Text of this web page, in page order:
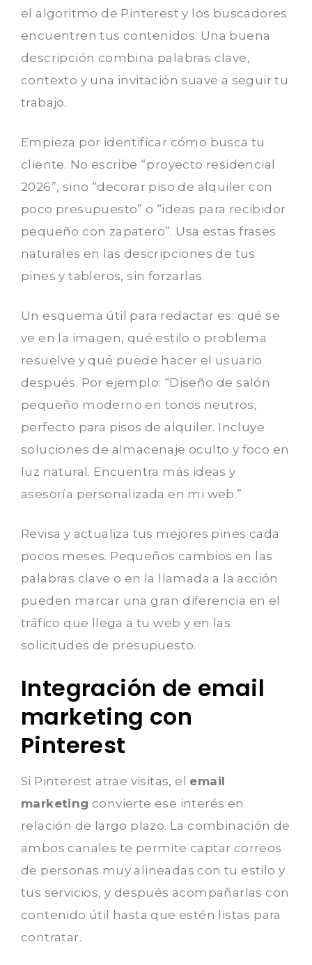
el algoritmo de Pinterest y los buscadores
encuentren tus contenidos. Una buena
descripción combina palabras clave,
contexto y una invitación suave a seguir tu
trabajo.
Empieza por identificar cómo busca tu
cliente. No escribe “proyecto residencial
2026”, sino “decorar piso de alquiler con
poco presupuesto” o “ideas para recibidor
pequeño con zapatero”. Usa estas frases
naturales en las descripciones de tus
pines y tableros, sin forzarlas.
Un esquema útil para redactar es: qué se
ve en la imagen, qué estilo o problema
resuelve y qué puede hacer el usuario
después. Por ejemplo: “Diseño de salón
pequeño moderno en tonos neutros,
perfecto para pisos de alquiler. Incluye
soluciones de almacenaje oculto y foco en
luz natural. Encuentra más ideas y
asesoría personalizada en mi web.”
Revisa y actualiza tus mejores pines cada
pocos meses. Pequeños cambios en las
palabras clave o en la llamada a la acción
pueden marcar una gran diferencia en el
tráfico que llega a tu web y en las
solicitudes de presupuesto.
Integración de email
marketing con
Pinterest
Si Pinterest atrae visitas, el email
marketing convierte ese interés en
relación de largo plazo. La combinación de
ambos canales te permite captar correos
de personas muy alineadas con tu estilo y
tus servicios, y después acompañarlas con
contenido útil hasta que estén listas para
contratar.